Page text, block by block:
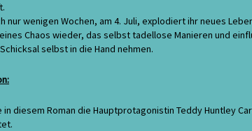
nur wenigen Wochen, am 4. Juli, explodiert ihr neues
Chaos wieder, das selbst tadellose Manieren und
selbst in die Hand nehmen.
in diesem Roman die Hauptprotagonistin Teddy Huntley